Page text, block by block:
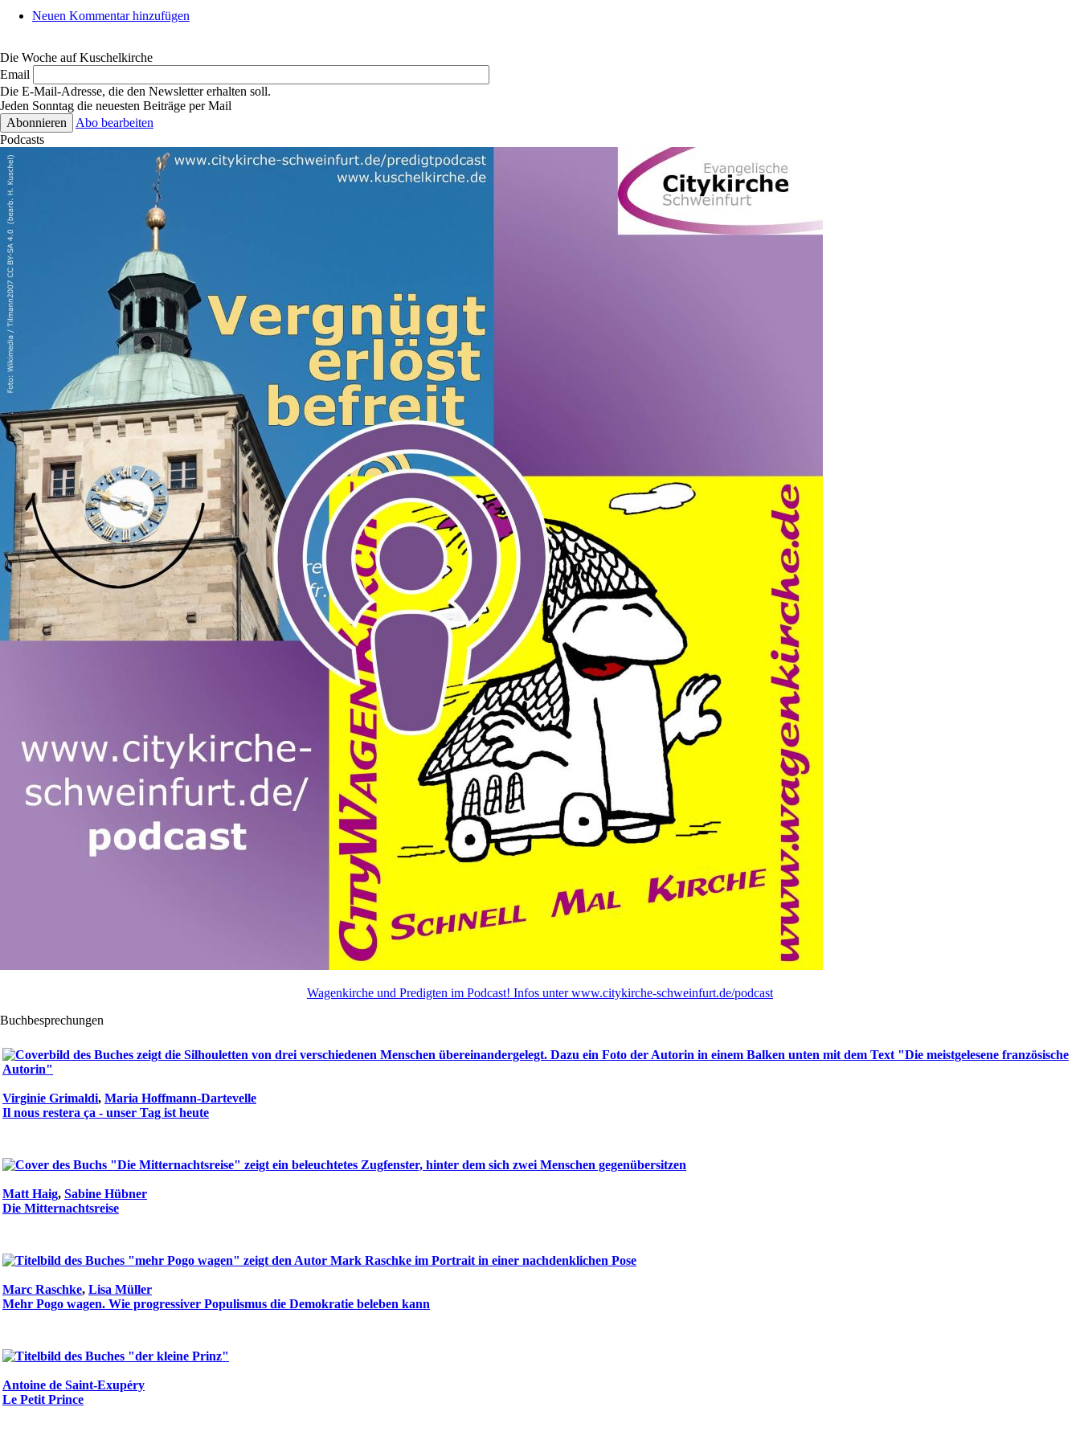
Neuen Kommentar hinzufügen
Die Woche auf Kuschelkirche
Email
Die E-Mail-Adresse, die den Newsletter erhalten soll.
Jeden Sonntag die neuesten Beiträge per Mail
Abo bearbeiten
Podcasts
Wagenkirche und Predigten im Podcast! Infos unter www.citykirche-schweinfurt.de/podcast
Buchbesprechungen
Virginie Grimaldi, Maria Hoffmann-Dartevelle
Il nous restera ça - unser Tag ist heute
Matt Haig, Sabine Hübner
Die Mitternachtsreise
Marc Raschke, Lisa Müller
Mehr Pogo wagen. Wie progressiver Populismus die Demokratie beleben kann
Antoine de Saint-Exupéry
Le Petit Prince